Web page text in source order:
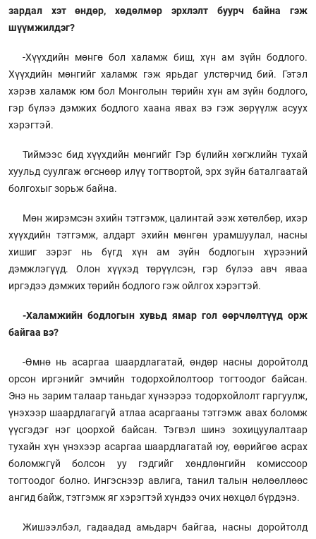
зардал хэт өндөр, хөдөлмөр эрхлэлт буурч байна гэж
шүүмжилдэг?
-Хүүхдийн мөнгө бол халамж биш, хүн ам зүйн бодлого.
Хүүхдийн мөнгийг халамж гэж ярьдаг улстөрчид бий. Гэтэл
хэрэв халамж юм бол Монголын төрийн хүн ам зүйн бодлого,
гэр бүлээ дэмжих бодлого хаана явах вэ гэж зөрүүлж асуух
хэрэгтэй.
Тиймээс бид хүүхдийн мөнгийг Гэр бүлийн хөгжлийн тухай
хуульд суулгаж өгснөөр илүү тогтвортой, эрх зүйн баталгаатай
болгохыг зорьж байна.
Мөн жирэмсэн эхийн тэтгэмж, цалинтай ээж хөтөлбөр, ихэр
хүүхдийн тэтгэмж, алдарт эхийн мөнгөн урамшуулал, насны
хишиг зэрэг нь бүгд хүн ам зүйн бодлогын хүрээний
дэмжлэгүүд. Олон хүүхэд төрүүлсэн, гэр бүлээ авч яваа
иргэдээ дэмжих төрийн бодлого гэж ойлгох хэрэгтэй.
-Халамжийн бодлогын хувьд ямар гол өөрчлөлтүүд орж
байгаа вэ?
-Өмнө нь асаргаа шаардлагатай, өндөр насны доройтолд
орсон иргэнийг эмчийн тодорхойлолтоор тогтоодог байсан.
Энэ нь зарим талаар таньдаг хүнээрээ тодорхойлолт гаргуулж,
үнэхээр шаардлагагүй атлаа асаргааны тэтгэмж авах боломж
үүсгэдэг нэг цоорхой байсан. Тэгвэл шинэ зохицуулалтаар
тухайн хүн үнэхээр асаргаа шаардлагатай юу, өөрийгөө асрах
боломжгүй болсон уу гэдгийг хөндлөнгийн комиссоор
тогтоодог болно. Ингэснээр авлига, танил талын нөлөөллөөс
ангид байж, тэтгэмж яг хэрэгтэй хүндээ очих нөхцөл бүрдэнэ.
Жишээлбэл, гадаадад амьдарч байгаа, насны доройтолд